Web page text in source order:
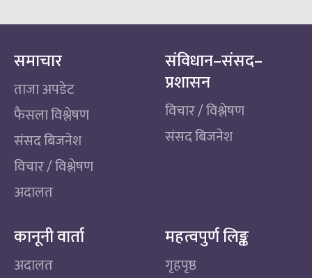
समाचार
ताजा अपडेट
फैसला विश्लेषण
संसद बिजनेश
विचार / विश्लेषण
अदालत
संविधान–संसद–
प्रशासन
विचार / विश्लेषण
संसद बिजनेश
कानूनी वार्ता
अदालत
महत्वपुर्ण लिङ्क
गृहपृष्ठ